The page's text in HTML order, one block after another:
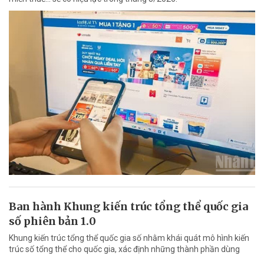
Ban hành Khung kiến trúc tổng thể quốc gia
số phiên bản 1.0
Khung kiến trúc tổng thể quốc gia số nhằm khái quát mô hình kiến
trúc số tổng thể cho quốc gia, xác định những thành phần dùng